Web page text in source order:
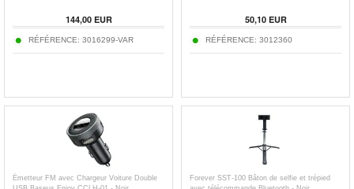
144,00EUR
RÉFÉRENCE: 3016299-VAR
50,10EUR
RÉFÉRENCE: 3012360
Émetteur FM avec Chargeur Voiture Double
Forever SST-100 Bâton de selfie et trépied